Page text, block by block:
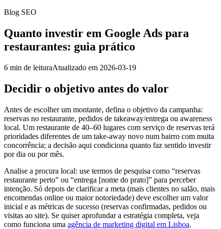
Blog SEO
Quanto investir em Google Ads para
restaurantes: guia prático
6 min de leituraAtualizado em 2026-03-19
Decidir o objetivo antes do valor
Antes de escolher um montante, defina o objetivo da campanha:
reservas no restaurante, pedidos de takeaway/entrega ou awareness
local. Um restaurante de 40–60 lugares com serviço de reservas terá
prioridades diferentes de um take-away novo num bairro com muita
concorrência; a decisão aqui condiciona quanto faz sentido investir
por dia ou por mês.
Analise a procura local: use termos de pesquisa como “reservas
restaurante perto” ou “entrega [nome do prato]” para perceber
intenção. Só depois de clarificar a meta (mais clientes no salão, mais
encomendas online ou maior notoriedade) deve escolher um valor
inicial e as métricas de sucesso (reservas confirmadas, pedidos ou
visitas ao site). Se quiser aprofundar a estratégia completa, veja
como funciona uma agência de marketing digital em Lisboa.